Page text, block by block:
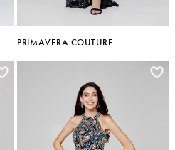
PRIMAVERA COUTURE